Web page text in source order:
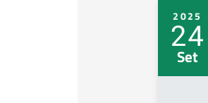
2025
24
Set